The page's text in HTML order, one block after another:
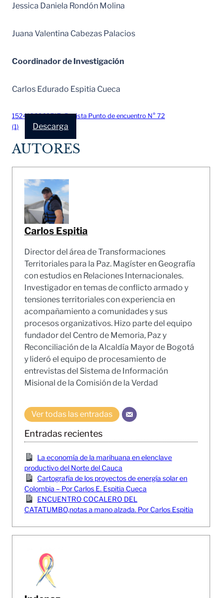
Jessica Daniela Rondón Molina
Juana Valentina Cabezas Palacios
Coordinador de Investigación
Carlos Edurado Espitia Cueca
1524183269517_Revista Punto de encuentro N° 72
(1)
Descarga
AUTORES
Carlos Espitia
Director del área de Transformaciones
Territoriales para la Paz. Magíster en Geografía
con estudios en Relaciones Internacionales.
Investigador en temas de conflicto armado y
tensiones territoriales con experiencia en
acompañamiento a comunidades y sus
procesos organizativos. Hizo parte del equipo
fundador del Centro de Memoria, Paz y
Reconciliación de la Alcaldía Mayor de Bogotá
y lideró el equipo de procesamiento de
entrevistas del Sistema de Información
Misional de la Comisión de la Verdad
Ver todas las entradas
Entradas recientes
La economía de la marihuana en elenclave
productivo del Norte del Cauca
Cartografía de los proyectos de energía solar en
Colombia – Por Carlos E. Espitia Cueca
ENCUENTRO COCALERO DEL
CATATUMBO,notas a mano alzada. Por Carlos Espitia